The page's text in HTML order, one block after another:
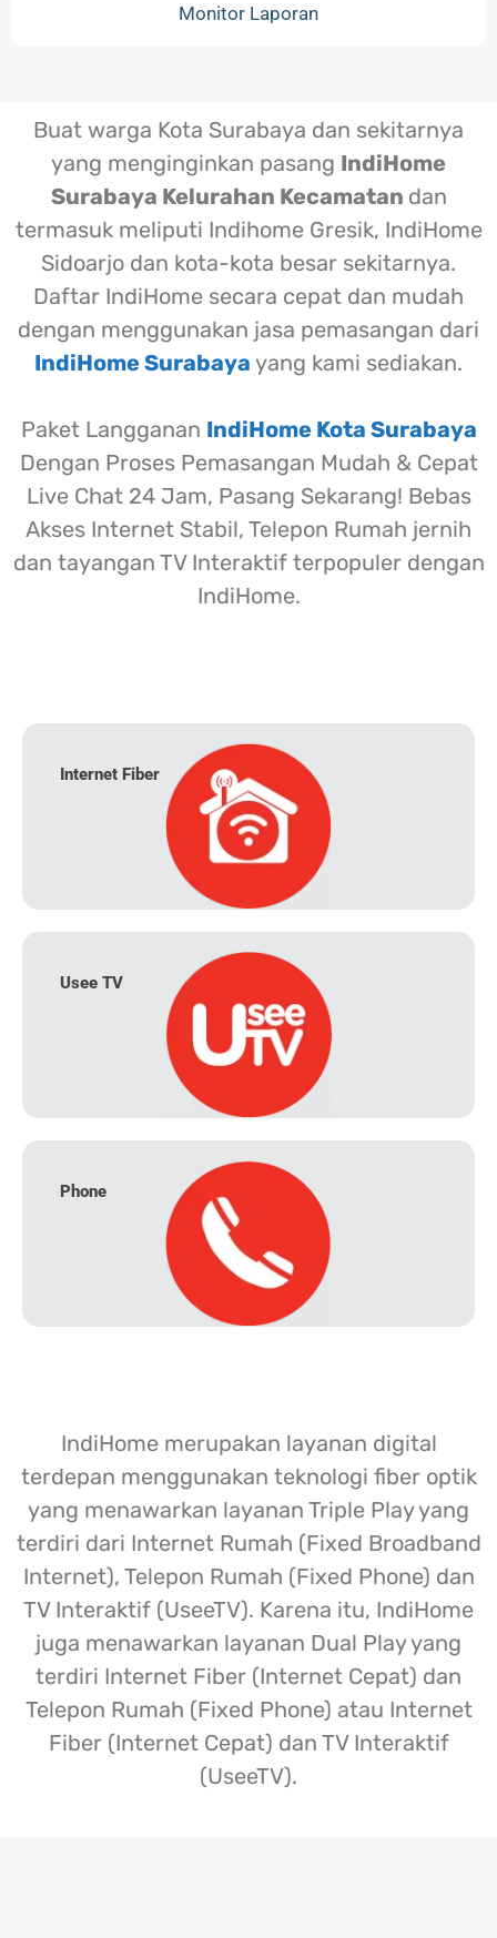
Monitor Laporan
Buat warga Kota Surabaya dan sekitarnya
yang menginginkan pasang IndiHome
Surabaya Kelurahan Kecamatan dan
termasuk meliputi Indihome Gresik, IndiHome
Sidoarjo dan kota-kota besar sekitarnya.
Daftar IndiHome secara cepat dan mudah
dengan menggunakan jasa pemasangan dari
IndiHome Surabaya yang kami sediakan.
Paket Langganan IndiHome Kota Surabaya
Dengan Proses Pemasangan Mudah & Cepat
Live Chat 24 Jam, Pasang Sekarang! Bebas
Akses Internet Stabil, Telepon Rumah jernih
dan tayangan TV Interaktif terpopuler dengan
IndiHome.
Internet Fiber
Usee TV
Phone
IndiHome merupakan layanan digital
terdepan menggunakan teknologi fiber optik
yang menawarkan layanan Triple Play yang
terdiri dari Internet Rumah (Fixed Broadband
Internet), Telepon Rumah (Fixed Phone) dan
TV Interaktif (UseeTV). Karena itu, IndiHome
juga menawarkan layanan Dual Play yang
terdiri Internet Fiber (Internet Cepat) dan
Telepon Rumah (Fixed Phone) atau Internet
Fiber (Internet Cepat) dan TV Interaktif
(UseeTV).